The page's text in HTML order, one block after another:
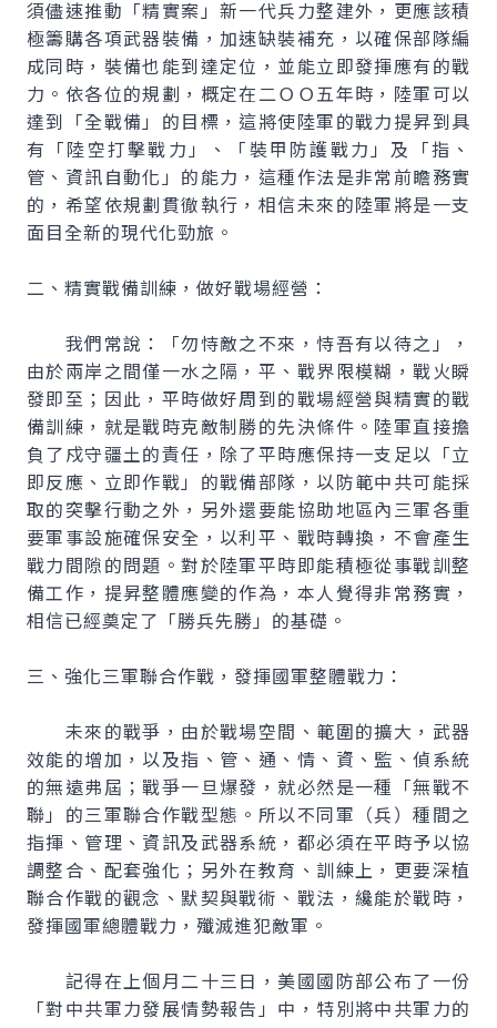
須儘速推動「精實案」新一代兵力整建外，更應該積
極籌購各項武器裝備，加速缺裝補充，以確保部隊編
成同時，裝備也能到達定位，並能立即發揮應有的戰
力。依各位的規劃，概定在二ＯＯ五年時，陸軍可以
達到「全戰備」的目標，這將使陸軍的戰力提昇到具
有「陸空打擊戰力」、「裝甲防護戰力」及「指、
管、資訊自動化」的能力，這種作法是非常前瞻務實
的，希望依規劃貫徹執行，相信未來的陸軍將是一支
面目全新的現代化勁旅。
二、精實戰備訓練，做好戰場經營：
我們常說：「勿恃敵之不來，恃吾有以待之」，
由於兩岸之間僅一水之隔，平、戰界限模糊，戰火瞬
發即至；因此，平時做好周到的戰場經營與精實的戰
備訓練，就是戰時克敵制勝的先決條件。陸軍直接擔
負了戍守疆土的責任，除了平時應保持一支足以「立
即反應、立即作戰」的戰備部隊，以防範中共可能採
取的突擊行動之外，另外還要能協助地區內三軍各重
要軍事設施確保安全，以利平、戰時轉換，不會產生
戰力間隙的問題。對於陸軍平時即能積極從事戰訓整
備工作，提昇整體應變的作為，本人覺得非常務實，
相信已經奠定了「勝兵先勝」的基礎。
三、強化三軍聯合作戰，發揮國軍整體戰力：
未來的戰爭，由於戰場空間、範圍的擴大，武器
效能的增加，以及指、管、通、情、資、監、偵系統
的無遠弗屆；戰爭一旦爆發，就必然是一種「無戰不
聯」的三軍聯合作戰型態。所以不同軍（兵）種間之
指揮、管理、資訊及武器系統，都必須在平時予以協
調整合、配套強化；另外在教育、訓練上，更要深植
聯合作戰的觀念、默契與戰術、戰法，纔能於戰時，
發揮國軍總體戰力，殲滅進犯敵軍。
記得在上個月二十三日，美國國防部公布了一份
「對中共軍力發展情勢報告」中，特別將中共軍力的